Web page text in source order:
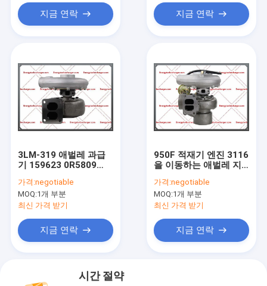
지금 연락 지금 연락
3LM-319 애벌레 과급
기 159623 0R5809
D333C 3306 엔진
가격:negotiable
MOQ:1개 부분
최신 가격 받기
지금 연락
950F 적재기 엔진 3116
을 이동하는 애벌레 지
디젤 엔진 과급기
167302 105-5059
0R6865
가격:negotiable
MOQ:1개 부분
최신 가격 받기
지금 연락
시간 절약